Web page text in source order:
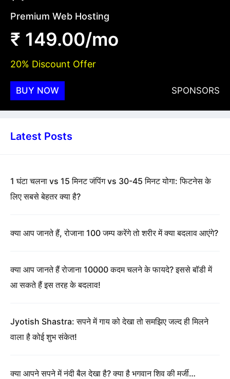
Premium Web Hosting
₹ 149.00/mo
20% Discount Offer
BUY NOW SPONSORS
Latest Posts
1 घंटा चलना vs 15 मिनट जंपिंग vs 30-45 मिनट योगा: फिटनेस के
लिए सबसे बेहतर क्या है?
क्या आप जानते हैं, रोजाना 100 जम्प करेंगे तो शरीर में क्या बदलाव आएंगे?
क्या आप जानते हैं रोजाना 10000 कदम चलने के फायदे? इससे बॉडी में
आ सकते हैं इस तरह के बदलाव!
Jyotish Shastra: सपने में गाय को देखा तो समझिए जल्द ही मिलने
वाला है कोई शुभ संकेत!
क्या आपने सपने में नंदी बैल देखा है? क्या है भगवान शिव की मर्जी…